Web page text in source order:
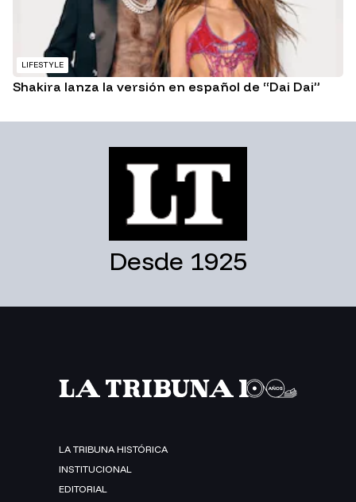
LIFESTYLE
Shakira lanza la versión en español de “Dai Dai”
Desde 1925
LA TRIBUNA HISTÓRICA
INSTITUCIONAL
EDITORIAL